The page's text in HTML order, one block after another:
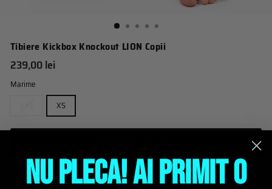
Tibiere Kickbox Knockout LION Copii
Pret
obisnuit
239,00 lei
Marime
XS
Descriere Tibiere Kickbox Knockout LION Copii
NU PLECA! AI PRIMIT O